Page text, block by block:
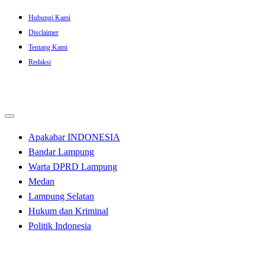
Skip
content
Hubungi Kami
Disclaimer
Tentang Kami
Redaksi
Apakabar INDONESIA
Bandar Lampung
Warta DPRD Lampung
Medan
Lampung Selatan
Hukum dan Kriminal
Politik Indonesia